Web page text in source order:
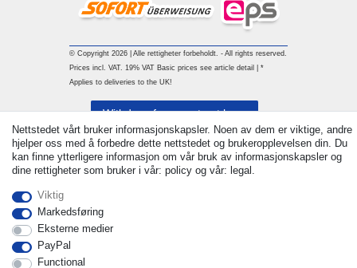
© Copyright 2026 | Alle rettigheter forbeholdt. - All rights reserved.
Prices incl. VAT. 19% VAT Basic prices see article detail | *
Applies to deliveries to the UK!
Nettstedet vårt bruker informasjonskapsler. Noen av dem er viktige, andre
hjelper oss med å forbedre dette nettstedet og brukeropplevelsen din. Du
kan finne ytterligere informasjon om vår bruk av informasjonskapsler og
dine rettigheter som bruker i vår: policy og vår: legal.
Viktig
Markedsføring
Eksterne medier
PayPal
Functional
Withdraw from contract here
Ta kontakt med